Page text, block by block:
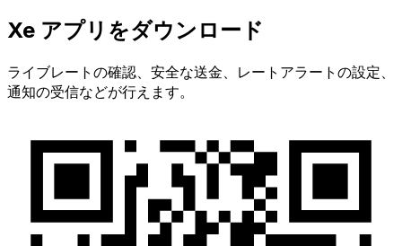
Xe アプリをダウンロード
ライブレートの確認、安全な送金、レートアラートの設定、
通知の受信などが行えます。